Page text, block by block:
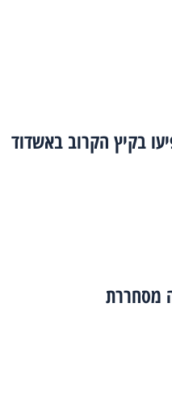
בקיץ הקרוב באשדוד